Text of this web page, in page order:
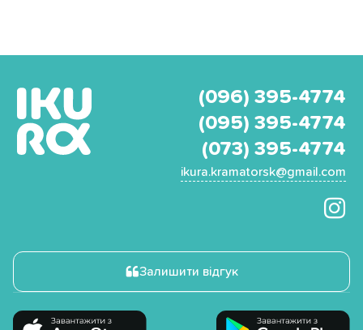
(096) 395-4774
(095) 395-4774
(073) 395-4774
ikura.kramatorsk@gmail.com
Залишити відгук